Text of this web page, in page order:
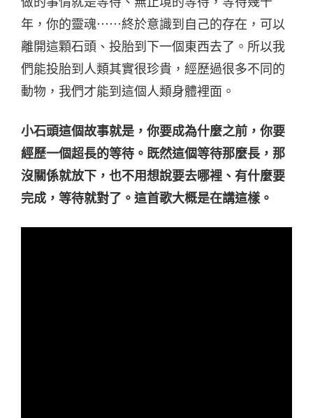
年，你的靈魂⋯⋯終於意識到自己的存在，可以
離開這顆石頭、投胎到下一個東西去了。所以我
們能投胎到人類其實很珍貴，經歷過很多不同的
動物，我們才能到這個人類身體裡面。
小石頭這個故事就是，你要成為什麼之前，你要
經歷一個超長的等待。既然這個等待那麼長，那
沒關係就放下，也不用想說要去哪裡、有什麼要
完成，等待就對了。這首歌大概是在講這樣。